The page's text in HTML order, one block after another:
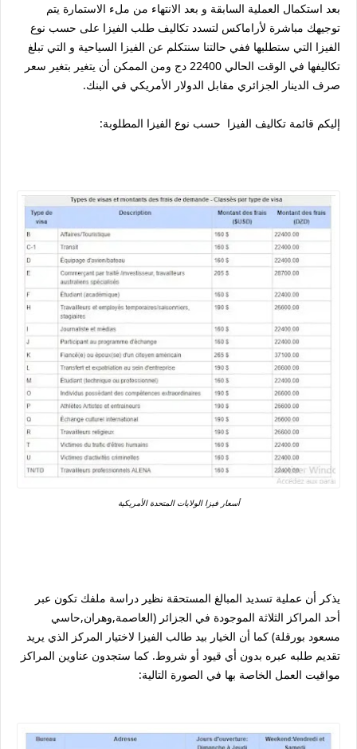
بعد استكمال العملية السابقة و بعد الانتهاء من ملء الاستمارة يتم
توجيهك مباشرة لأراماكس لتسدد تكاليف طلب الفيزا على حسب نوع
الفيزا التي ستطلبها ففي حالتنا سنتكلم عن الفيزا السياحية و التي تبلغ
تكاليفها في الوقت الحالي 22400 دج ومن الممكن أن يتغير بتغير سعر
صرف الدينار الجزائري مقابل الدولار الأمريكي في البنك.
إليكم قائمة تكاليف الفيزا حسب نوع الفيزا المطلوبة:
أسعار فيزا الولايات المتحدة الأمريكية
يذكر أن عملية تسديد المبالغ المستحقة نظير دراسة ملفك تكون عبر
أحد المراكز الثلاثة الموجودة في الجزائر (العاصمة,وهران,حاسي
مسعود بورقلة) كما أن الخيار بيد طالب الفيزا لاختيار المركز الذي يريد
تقديم طلبه عبره بدون أي قيود أو شروط. كما ستجدون عناوين المراكز
مواقيت العمل الخاصة بها في الصورة التالية: